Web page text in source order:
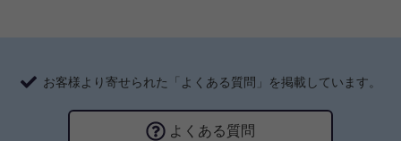
お客様より寄せられた「よくある質問」を掲載しています。
よくある質問